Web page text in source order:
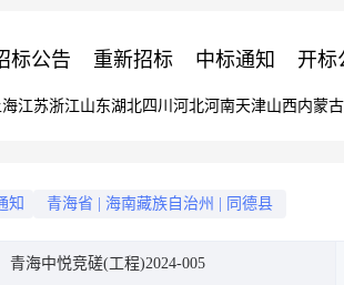
标公告 重新招标 中标通知 开标
海江苏浙江山东湖北四川 河北河南天津山西内蒙古
知 青海省 海南藏族自治州 同德县
青海中悦竞磋(工程)2024-005